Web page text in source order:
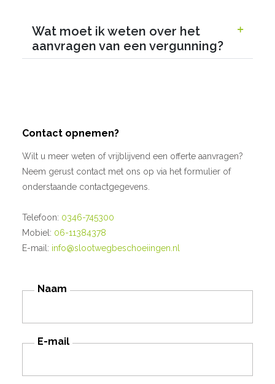
Wat moet ik weten over het
aanvragen van een vergunning?
Naam
E-mail
Contact opnemen?
Wilt u meer weten of vrijblijvend een offerte aanvragen?
Neem gerust contact met ons op via het formulier of
onderstaande contactgegevens.
Telefoon: 0346-745300
Mobiel: 06-11384378
E-mail: info@slootwegbeschoeiingen.nl